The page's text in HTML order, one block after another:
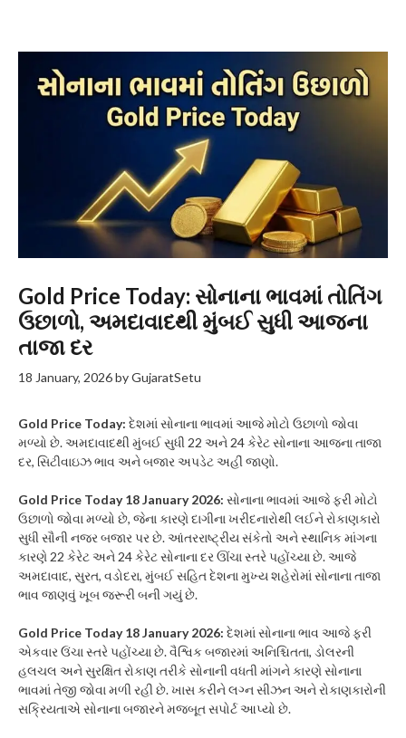
Gold Price Today: સોનાના ભાવમાં તોતિંગ
ઉછાળો, અમદાવાદથી મુંબઈ સુધી આજના
તાજા દર
18 January, 2026byGujaratSetu
Gold Price Today: દેશમાં સોનાના ભાવમાં આજે મોટો ઉછાળો જોવા
મળ્યો છે. અમદાવાદથી મુંબઈ સુધી 22 અને 24 કેરેટ સોનાના આજના તાજા
દર, સિટીવાઇઝ ભાવ અને બજાર અપડેટ અહીં જાણો.
Gold Price Today 18 January 2026: સોનાના ભાવમાં આજે ફરી મોટો
ઉછાળો જોવા મળ્યો છે, જેના કારણે દાગીના ખરીદનારોથી લઈને રોકાણકારો
સુધી સૌની નજર બજાર પર છે. આંતરરાષ્ટ્રીય સંકેતો અને સ્થાનિક માંગના
કારણે 22 કેરેટ અને 24 કેરેટ સોનાના દર ઊંચા સ્તરે પહોંચ્યા છે. આજે
અમદાવાદ, સુરત, વડોદરા, મુંબઈ સહિત દેશના મુખ્ય શહેરોમાં સોનાના તાજા
ભાવ જાણવું ખૂબ જરૂરી બની ગયું છે.
Gold Price Today 18 January 2026: દેશમાં સોનાના ભાવ આજે ફરી
એકવાર ઉંચા સ્તરે પહોંચ્યા છે. વૈશ્વિક બજારમાં અનિશ્ચિતતા, ડોલરની
હલચલ અને સુરક્ષિત રોકાણ તરીકે સોનાની વધતી માંગને કારણે સોનાના
ભાવમાં તેજી જોવા મળી રહી છે. ખાસ કરીને લગ્ન સીઝન અને રોકાણકારોની
સક્રિયતાએ સોનાના બજારને મજબૂત સપોર્ટ આપ્યો છે.